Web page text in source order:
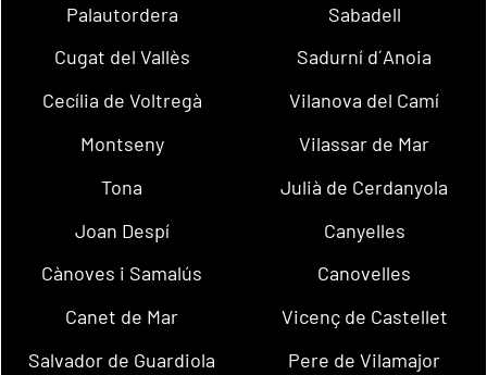
Palautordera
Sabadell
Cugat del Vallès
Sadurní d´Anoia
Cecília de Voltregà
Vilanova del Camí
Montseny
Vilassar de Mar
Tona
Julià de Cerdanyola
Joan Despí
Canyelles
Cànoves i Samalús
Canovelles
Canet de Mar
Vicenç de Castellet
Salvador de Guardiola
Pere de Vilamajor